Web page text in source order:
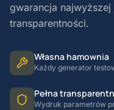
gwarancja najwyższej
transparentności.
Własna hamownia
Każdy generator
Pełna
Wydruk parametrów